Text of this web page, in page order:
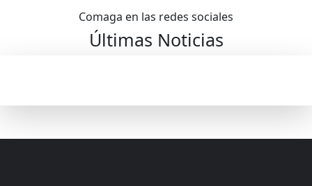
Comaga en las redes sociales
Últimas Noticias